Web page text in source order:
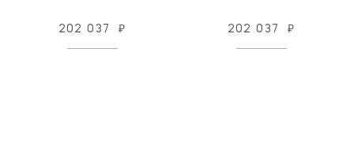
202 037 ₽ 202 037 ₽